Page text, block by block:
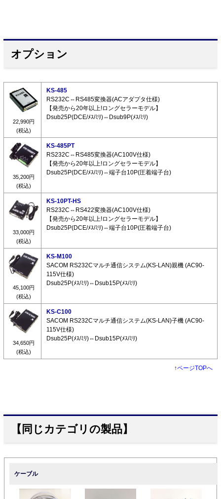
オプション
22,990円
(税込)
KS-485
RS232C⇔RS485変換器(ACアダプタ仕様)
【発売から20年以上!ロングセラーモデル】
Dsub25P(DCE/ﾒｽ/ﾐﾘ)⇔Dsub9P(ﾒｽ/ﾐﾘ)
35,200円
(税込)
KS-485PT
RS232C⇔RS485変換器(AC100V仕様)
【発売から20年以上!ロングセラーモデル】
Dsub25P(DCE/ﾒｽ/ﾐﾘ)⇔端子台10P(圧着端子台)
33,000円
(税込)
KS-10PT-HS
RS232C⇔RS422変換器(AC100V仕様)
【発売から20年以上!ロングセラーモデル】
Dsub25P(DCE/ﾒｽ/ﾐﾘ)⇔端子台10P(圧着端子台)
45,100円
(税込)
KS-M100
SACOM RS232Cマルチ通信システム(KS-LAN)親機 (AC90-
115V仕様)
Dsub25P(ﾒｽ/ﾐﾘ)⇔Dsub15P(ﾒｽ/ﾐﾘ)
34,650円
(税込)
KS-C100
SACOM RS232Cマルチ通信システム(KS-LAN)子機 (AC90-
115V仕様)
Dsub25P(ﾒｽ/ﾐﾘ)⇔Dsub15P(ﾒｽ/ﾐﾘ)
↑ページTOPへ
【同じカテゴリの製品】
ケーブル